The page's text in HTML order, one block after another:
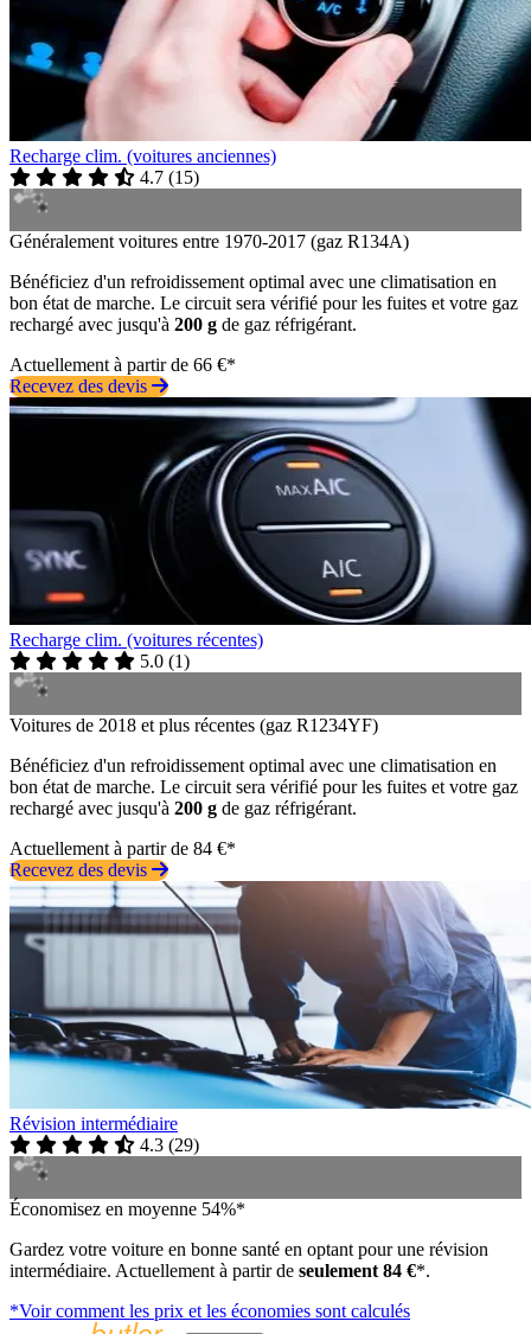
Recharge clim. (voitures anciennes)
4.7 (15)
Généralement voitures entre 1970-2017 (gaz R134A)
Bénéficiez d'un refroidissement optimal avec une climatisation en
bon état de marche. Le circuit sera vérifié pour les fuites et votre gaz
rechargé avec jusqu'à 200 g de gaz réfrigérant.
Actuellement à partir de 66 €*
Recevez des devis
Recharge clim. (voitures récentes)
5.0 (1)
Voitures de 2018 et plus récentes (gaz R1234YF)
Bénéficiez d'un refroidissement optimal avec une climatisation en
bon état de marche. Le circuit sera vérifié pour les fuites et votre gaz
rechargé avec jusqu'à 200 g de gaz réfrigérant.
Actuellement à partir de 84 €*
Recevez des devis
Révision intermédiaire
4.3 (29)
Économisez en moyenne 54%*
Gardez votre voiture en bonne santé en optant pour une révision
intermédiaire. Actuellement à partir de seulement 84 €*.
*Voir comment les prix et les économies sont calculés